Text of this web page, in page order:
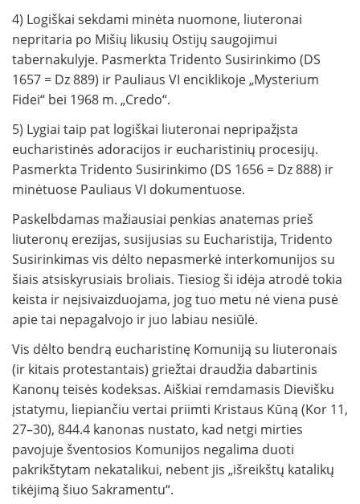
4) Logiškai sekdami minėta nuomone, liuteronai
nepritaria po Mišių likusių Ostijų saugojimui
tabernakulyje. Pasmerkta Tridento Susirinkimo (DS
1657 = Dz 889) ir Pauliaus VI enciklikoje „Mysterium
Fidei“ bei 1968 m. „Credo“.
5) Lygiai taip pat logiškai liuteronai nepripažįsta
eucharistinės adoracijos ir eucharistinių procesijų.
Pasmerkta Tridento Susirinkimo (DS 1656 = Dz 888) ir
minėtuose Pauliaus VI dokumentuose.
Paskelbdamas mažiausiai penkias anatemas prieš
liuteronų erezijas, susijusias su Eucharistija, Tridento
Susirinkimas vis dėlto nepasmerkė interkomunijos su
šiais atsiskyrusiais broliais. Tiesiog ši idėja atrodė tokia
keista ir neįsivaizduojama, jog tuo metu nė viena pusė
apie tai nepagalvojo ir juo labiau nesiūlė.
Vis dėlto bendrą eucharistinę Komuniją su liuteronais
(ir kitais protestantais) griežtai draudžia dabartinis
Kanonų teisės kodeksas. Aiškiai remdamasis Dievišku
įstatymu, liepiančiu vertai priimti Kristaus Kūną (Kor 11,
27–30), 844.4 kanonas nustato, kad netgi mirties
pavojuje šventosios Komunijos negalima duoti
pakrikštytam nekatalikui, nebent jis „išreikštų katalikų
tikėjimą šiuo Sakramentu“.